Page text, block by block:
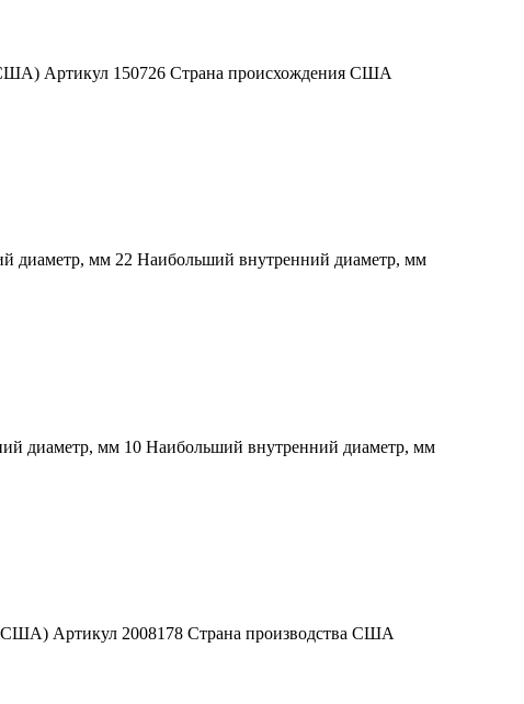
Артикул 150726 Страна происхождения США
диаметр, мм 22 Наибольший внутренний диаметр, мм
диаметр, мм 10 Наибольший внутренний диаметр, мм
Артикул 2008178 Страна производства США